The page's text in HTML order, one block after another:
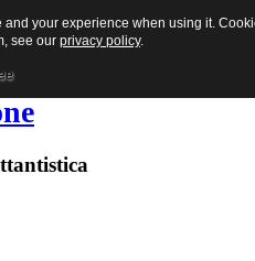
your experience when using it.
see our privacy policy.